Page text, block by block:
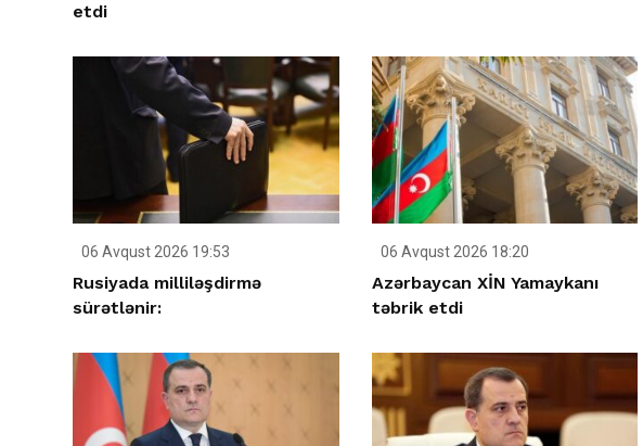
etdi
06 Avqust 2026 19:53
Rusiyada milliləşdirmə
sürətlənir:
06 Avqust 2026 18:20
Azərbaycan XİN Yamaykanı
təbrik etdi